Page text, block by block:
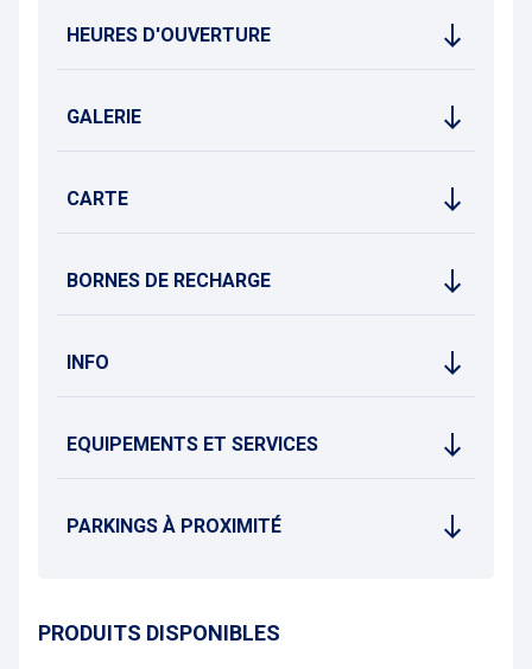
culturel et paysager emblématique de Bruxelles, offrant une
vue panoramique sur la ville et la flêche de l'hôtel de ville de
À quelques minutes à pied, on accède à la Gare Centrale, à la
Ce dernier regroupe plusieurs institutions prestigieuses, à
quelques pas les unes des autres:
- le Palais des Beaux-Arts, plus connu sous le nom de Bozar
multidisciplinaire emblématique de la vie artistique
peintre surréaliste belge René Magritte;
- le Musée des Instruments de musique, situé dans l’ancien
bâtiment de style Art nouveau des anciens magasins Old
- les Musées royaux des Beaux-Arts, rassemblant le Musée
Âge à nos jours, dans un cadre architectural remarquable.
HEURES D'OUVERTURE
GALERIE
CARTE
BORNES DE RECHARGE
INFO
EQUIPEMENTS ET SERVICES
PARKINGS À PROXIMITÉ
PRODUITS DISPONIBLES